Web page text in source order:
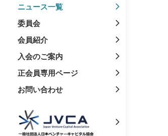
ニュース一覧
委員会
会員紹介
入会のご案内
正会員専用ページ
お問い合わせ